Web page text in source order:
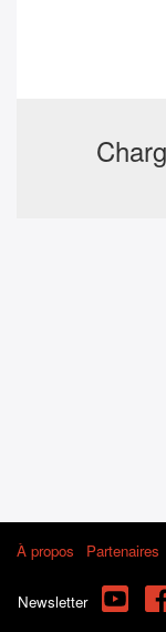
À propos Partenaires
Newsletter